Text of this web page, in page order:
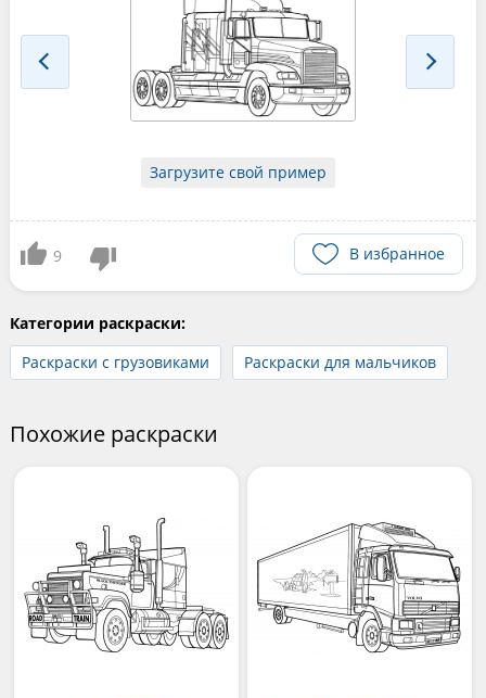
Загрузите свой пример
9 В избранное
Категории раскраски:
Раскраски с грузовиками
Раскраски для мальчиков
Похожие раскраски